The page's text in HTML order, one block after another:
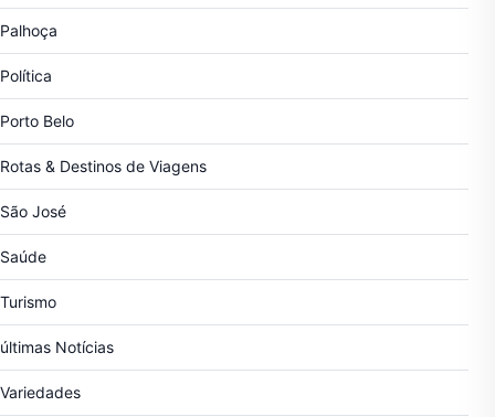
Palhoça
Política
Porto Belo
Rotas & Destinos de Viagens
São José
Saúde
Turismo
últimas Notícias
Variedades